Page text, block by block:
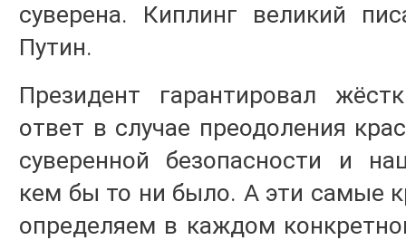
суверена. Киплинг великий
Путин.
Президент гарантировал
ответ в случае преодоления
суверенной безопасности и
кем бы то ни было. А эти самые
определяем в каждом